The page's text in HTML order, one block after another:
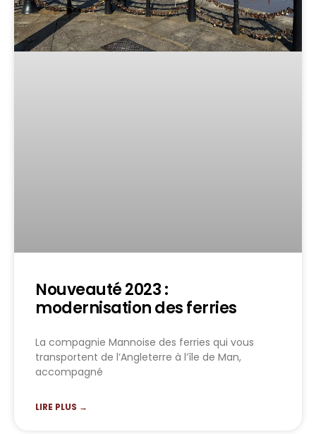
Nouveauté 2023 :
modernisation des ferries
La compagnie Mannoise des ferries qui vous
transportent de l’Angleterre à l’île de Man,
accompagné
LIRE PLUS →